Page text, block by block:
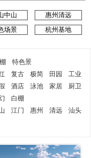
中山
惠州清远
场景 杭州基地
特色景
复古 极简 田园
工业
酒店 泳池 家居
厨卫
白棚
江门 惠州 清远
汕头